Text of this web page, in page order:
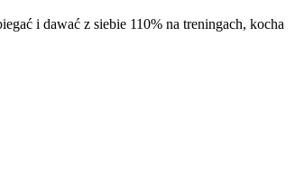
i dawać z siebie 110% na treningach, kocha